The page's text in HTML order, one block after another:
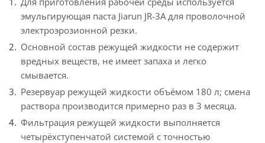
эмульгирующая паста Jiarun JR-3A для проволочной
электроэрозионной резки.
Основной состав режущей жидкости не содержит
вредных веществ, не имеет запаха и легко
смывается.
Резервуар режущей жидкости объёмом 180 л; смена
раствора производится примерно раз в 3 месяца.
Фильтрация режущей жидкости выполняется
четырёхступенчатой системой с точностью